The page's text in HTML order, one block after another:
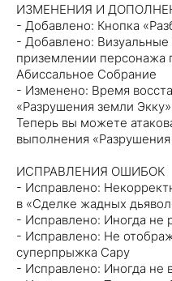
ИЗМЕНЕНИЯ И
- Добавлено: Кнопка
- Добавлено:
приземлении персонажа
Абиссальное Собрание
- Изменено: Время
«Разрушения земли
Теперь вы можете
выполнения
ИСПРАВЛЕНИЯ ОШИБОК
- Исправлено:
в «Сделке жадных
- Исправлено: Иногда не
- Исправлено: Не
суперпрыжка Сару
- Исправлено: Иногда не